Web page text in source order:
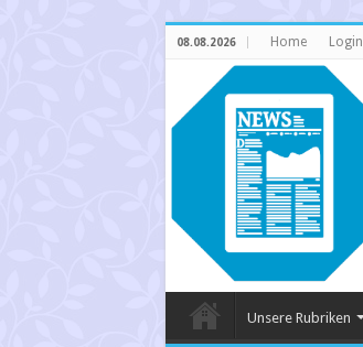
08.08.2026 Home Login
Unsere Rubriken